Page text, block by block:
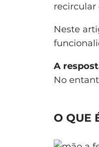
recircular
Neste
A
No
O QUE